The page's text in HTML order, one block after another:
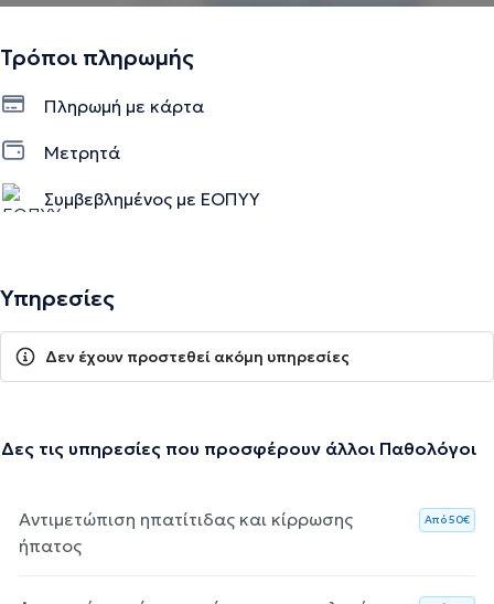
Τρόποι πληρωμής
Πληρωμή με κάρτα
Μετρητά
Συμβεβλημένος με ΕΟΠΥΥ
Υπηρεσίες
Δεν έχουν προστεθεί ακόμη υπηρεσίες
Δες τις υπηρεσίες που προσφέρουν άλλοι Παθολόγοι
Αντιμετώπιση ηπατίτιδας και κίρρωσης
ήπατος
Aπό 50€